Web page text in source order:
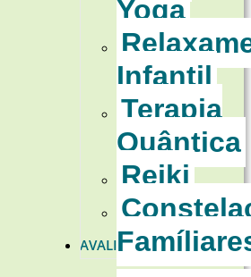
Yoga
Infantil
Terapia
Quântica
Reiki
AVALIAÇÕES